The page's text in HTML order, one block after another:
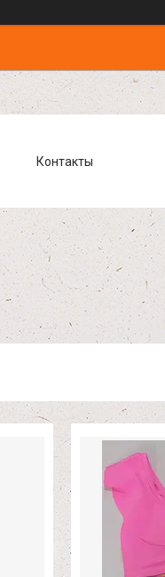
Контакты